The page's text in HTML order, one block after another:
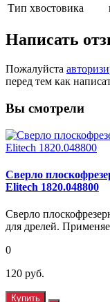
Тип хвостовика
Написать
Пожалуйста
перед тем как
Вы смотрели
Сверло
Elitech 1820.048800
Сверло
для дрелей.
0
120 руб.
Купить